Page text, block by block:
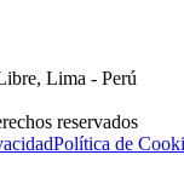
Lima - Perú
reservados
Política de